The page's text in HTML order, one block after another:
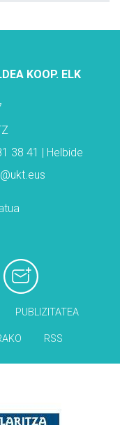
KOOP. ELK
38 41 | Helbide
PUBLIZITATEA
RSS